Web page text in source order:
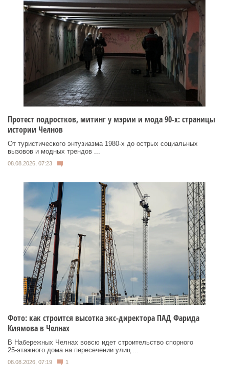
Протест подростков, митинг у мэрии и мода 90-х: страницы
истории Челнов
От туристического энтузиазма 1980‑х до острых социальных
вызовов и модных трендов ...
08.08.2026, 07:23
Фото: как строится высотка экс-директора ПАД Фарида
Киямова в Челнах
В Набережных Челнах вовсю идет строительство спорного
25‑этажного дома на пересечении улиц ...
08.08.2026, 07:19 1